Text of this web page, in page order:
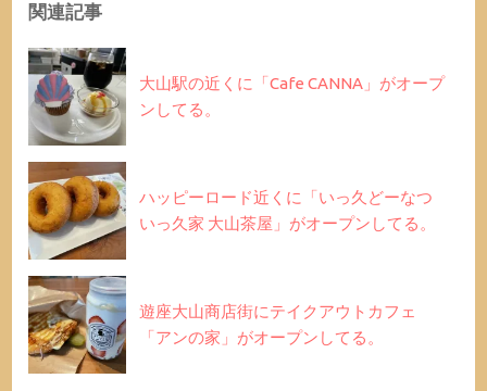
関連記事
大山駅の近くに「Cafe CANNA」がオープ
ンしてる。
ハッピーロード近くに「いっ久どーなつ
いっ久家 大山茶屋」がオープンしてる。
遊座大山商店街にテイクアウトカフェ
「アンの家」がオープンしてる。